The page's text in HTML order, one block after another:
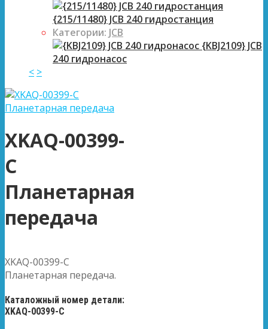
{215/11480} JCB 240 гидростанция
Категории: JCB
{KBJ2109} JCB
240 гидронасос
< >
XKAQ-00399-
C
Планетарная
передача
XKAQ-00399-C
Планетарная передача.
Каталожный номер детали:
XKAQ-00399-C